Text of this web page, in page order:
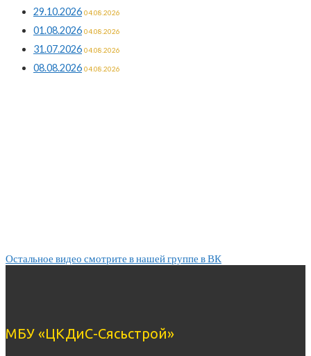
29.10.2026 04.08.2026
01.08.2026 04.08.2026
31.07.2026 04.08.2026
08.08.2026 04.08.2026
Остальное видео смотрите в нашей группе в ВК
МБУ «ЦКДиС-Сясьстрой»